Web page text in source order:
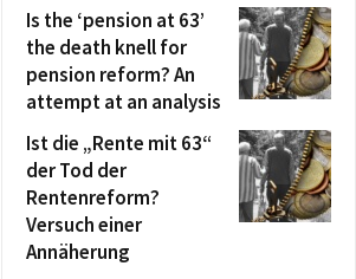
Is the ‘pension at 63’
the death knell for
pension reform? An
attempt at an analysis
Ist die „Rente mit 63“
der Tod der
Rentenreform?
Versuch einer
Annäherung